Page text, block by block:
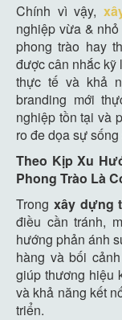
Chính vì vậy,
nghiệp vừa &
phong trào hay
được cân nhắc kỹ
thực tế và khả
branding mới
nghiệp tồn tại và
ro đe dọa sự sống
Theo Kịp Xu
Phong Trào Là
Trong xây dựng
điều cần tránh,
hướng phản ánh
hàng và bối
giúp thương hiệu
và khả năng kết
triển.